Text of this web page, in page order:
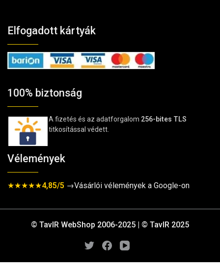
Elfogadott kártyák
100% biztonság
A fizetés és az adatforgalom 256-bites TLS
titkosítással védett.
Vélemények
★★★★★4,85/5 →Vásárlói vélemények a Google-on
© TavIR WebShop 2006-2025 | © TavIR 2025